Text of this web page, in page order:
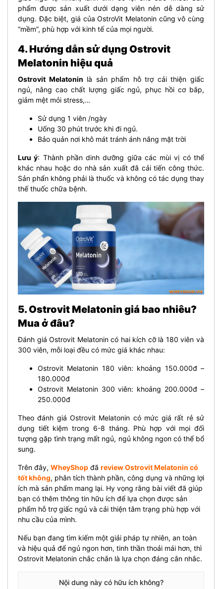
phẩm được sản xuất dưới dạng viên nén dễ dàng sử
dụng. Đặc biệt, giá của OstroVit Melatonin cũng vô cùng
“mềm”, phù hợp với kinh tế của mọi người.
4. Hướng dẫn sử dụng Ostrovit
Melatonin hiệu quả
Ostrovit Melatonin là sản phẩm hỗ trợ cải thiện giấc
ngủ, nâng cao chất lượng giấc ngủ, phục hồi cơ bắp,
giảm mệt mỏi stress,…
Sử dụng 1 viên /ngày
Uống 30 phút trước khi đi ngủ.
Bảo quản nơi khô mát tránh ánh nắng mặt trời
Lưu ý: Thành phần dinh dưỡng giữa các mùi vị có thể
khác nhau hoặc do nhà sản xuất đã cải tiến công thức.
Sản phẩn không phải là thuốc và không có tác dụng thay
thế thuốc chữa bệnh.
5. Ostrovit Melatonin giá bao nhiêu?
Mua ở đâu?
Đánh giá Ostrovit Melatonin có hai kích cỡ là 180 viên và
300 viên, mỗi loại đều có mức giá khác nhau:
Ostrovit Melatonin 180 viên: khoảng 150.000đ –
180.000đ
Ostrovit Melatonin 300 viên: khoảng 200.000đ –
250.000đ
Theo đánh giá Ostrovit Melatonin có mức giá rất rẻ sử
dụng tiết kiệm trong 6-8 tháng. Phù hợp với mọi đối
tượng gặp tình trạng mất ngủ, ngủ không ngon có thể bổ
sung.
Trên đây, WheyShop đã review Ostrovit Melatonin có
tốt không, phân tích thành phần, công dụng và những lợi
ích mà sản phẩm mang lại. Hy vọng rằng bài viết đã giúp
bạn có thêm thông tin hữu ích để lựa chọn được sản
phẩm hỗ trợ giấc ngủ và cải thiện tâm trạng phù hợp với
nhu cầu của mình.
Nếu bạn đang tìm kiếm một giải pháp tự nhiên, an toàn
và hiệu quả để ngủ ngon hơn, tinh thần thoải mái hơn, thì
Ostrovit Melatonin chắc chắn là lựa chọn đáng cân nhắc.
Nội dung này có hữu ích không?